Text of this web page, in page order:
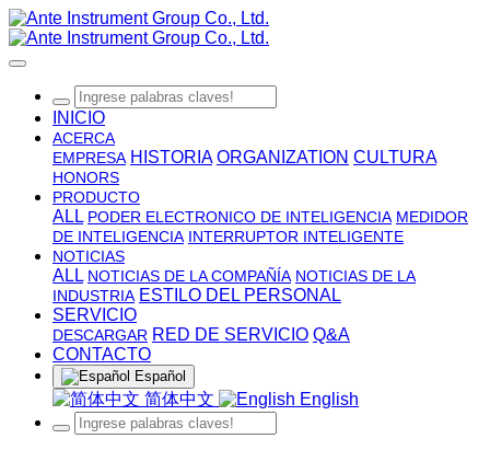
INICIO
ACERCA
EMPRESA HISTORIA ORGANIZATION CULTURA
HONORS
PRODUCTO
ALL PODER ELECTRONICO DE INTELIGENCIA MEDIDOR
DE INTELIGENCIA INTERRUPTOR INTELIGENTE
NOTICIAS
ALL NOTICIAS DE LA COMPAÑÍA NOTICIAS DE LA
INDUSTRIA ESTILO DEL PERSONAL
SERVICIO
DESCARGAR RED DE SERVICIO Q&A
CONTACTO
Español
简体中文 English